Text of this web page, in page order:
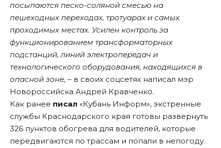
посыпаются песко-соляной смесью на
пешеходных переходах, тротуарах и самых
проходимых местах. Усилен контроль за
функционированием трансформаторных
подстанций, линий электропередач и
технологического оборудования, находящихся в
опасной зоне, – в своих соцсетях написал мэр
Новороссийска Андрей Кравченко.
Как ранее писал «Кубань Информ», экстренные
службы Краснодарского края готовы развернуть
326 пунктов обогрева для водителей, которые
передвигаются по трассам и попали в непогоду.